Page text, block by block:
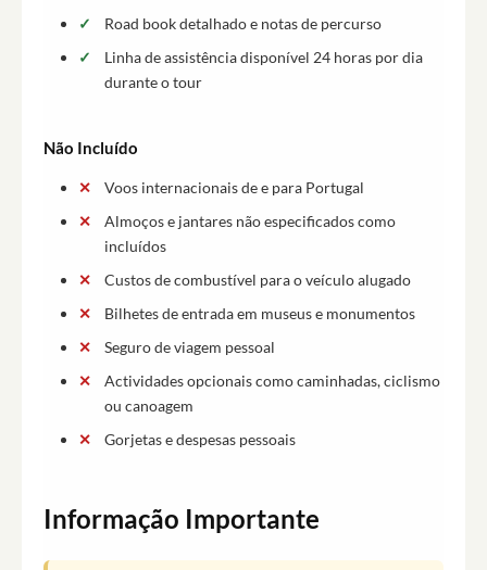
Road book detalhado e notas de percurso
Linha de assistência disponível 24 horas por dia
durante o tour
Não Incluído
Voos internacionais de e para Portugal
Almoços e jantares não especificados como
incluídos
Custos de combustível para o veículo alugado
Bilhetes de entrada em museus e monumentos
Seguro de viagem pessoal
Actividades opcionais como caminhadas, ciclismo
ou canoagem
Gorjetas e despesas pessoais
Informação Importante